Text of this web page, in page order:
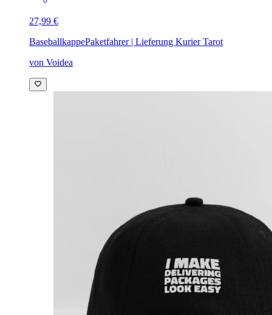
27,99 €
BaseballkappePaketfahrer | Lieferung Kurier Tarot
von Voidea